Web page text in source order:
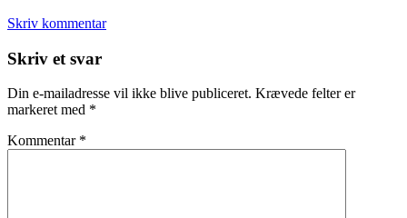
Skriv kommentar
Læserinteraktioner
Skriv et svar
Din e-mailadresse vil ikke blive publiceret. Krævede felter er
markeret med *
Kommentar *